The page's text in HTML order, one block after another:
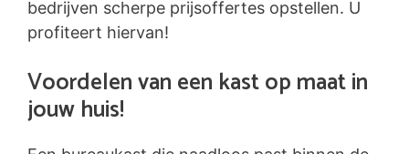
bedrijven scherpe prijsoffertes opstellen. U
profiteert hiervan!
Voordelen van een kast op maat in
jouw huis!